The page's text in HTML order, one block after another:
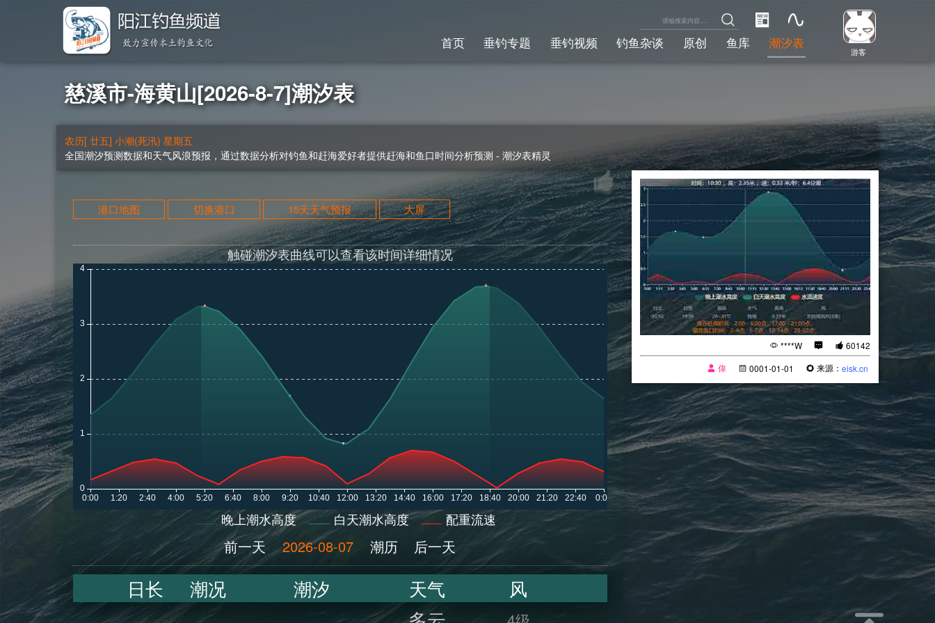
游客
首页 垂钓专题 垂钓视频 钓鱼杂谈 原创 鱼库 潮汐表
慈溪市-海黄山[2026-8-7]潮汐表
农历[ 廿五] 小潮(死汛) 星期五
全国潮汐预测数据和天气风浪预报，通过数据分析对钓鱼和赶海爱好者提供赶海和鱼口时间分析预测 - 潮汐表精灵
港口地图 切换港口 15天天气预报 大屏
触碰潮汐表曲线可以查看该时间详细情况
晚上潮水高度 白天潮水高度 配重流速
前一天 2026-08-07 潮历 后一天
日长 潮况 潮汐 天气 风
****W
60142
偉
0001-01-01 来源：eisk.cn